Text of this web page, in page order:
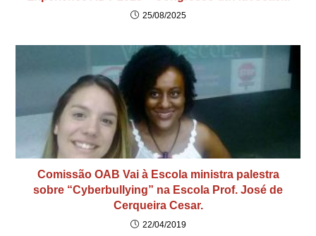
25/08/2025
Comissão OAB Vai à Escola ministra palestra
sobre “Cyberbullying” na Escola Prof. José de
Cerqueira Cesar.
22/04/2019